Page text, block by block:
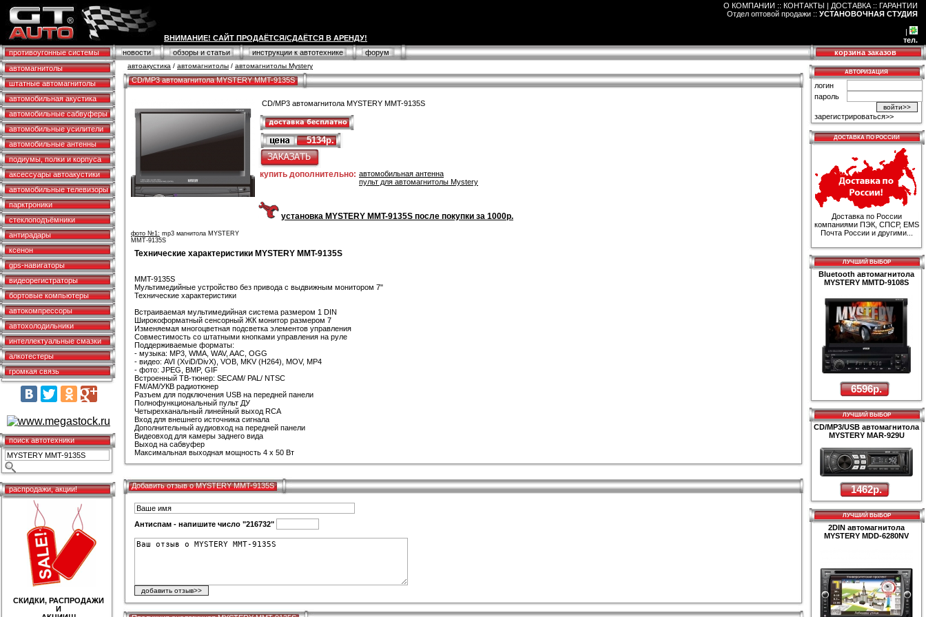
ВНИМАНИЕ! САЙТ ПРОДАЁТСЯ/СДАЁТСЯ В АРЕНДУ!
О КОМПАНИИ :: КОНТАКТЫ | ДОСТАВКА :: ГАРАНТИИ
Отдел оптовой продажи :: УСТАНОВОЧНАЯ СТУДИЯ
|
тел.
противоугонные системы
новости обзоры и статьи инструкции к автотехнике форум
корзина заказов
автомагнитолы
штатные автомагнитолы
автомобильная акустика
автомобильные сабвуферы
автомобильные усилители
автомобильные антенны
подиумы, полки и корпуса
аксессуары автоакустики
автомобильные телевизоры
парктроники
стеклоподъёмники
антирадары
ксенон
gps-навигаторы
видеорегистраторы
бортовые компьютеры
автокомпрессоры
автохолодильники
интеллектуальные смазки
алкотестеры
громкая связь
поиск автотехники
распродажи, акции!
СКИДКИ, РАСПРОДАЖИ
И
автоакустика / автомагнитолы / автомагнитолы Mystery
CD/MP3 автомагнитола MYSTERY MMT-9135S
фото №1: mp3 магнитола MYSTERY
MMT-9135S
CD/MP3 автомагнитола MYSTERY MMT-9135S
5134р.
купить дополнительно: автомобильная антенна
пульт для автомагнитолы Mystery
установка MYSTERY MMT-9135S после покупки за 1000р.
Технические характеристики MYSTERY MMT-9135S
MMT-9135S
Мультимедийные устройство без привода с выдвижным монитором 7"
Технические характеристики
Встраиваемая мультимедийная система размером 1 DIN
Широкоформатный сенсорный ЖК монитор размером 7
Изменяемая многоцветная подсветка элементов управления
Совместимость со штатными кнопками управления на руле
Поддерживаемые форматы:
- музыка: MP3, WMA, WAV, AAC, OGG
- видео: AVI (XviD/DivX), VOB, MKV (H264), MOV, MP4
- фото: JPEG, BMP, GIF
Встроенный ТВ-тюнер: SECAM/ PAL/ NTSC
FM/AM/УКВ радиотюнер
Разъем для подключения USB на передней панели
Полнофункциональный пульт ДУ
Четырехканальный линейный выход RCA
Вход для внешнего источника сигнала
Дополнительный аудиовход на передней панели
Видеовход для камеры заднего вида
Выход на сабвуфер
Максимальная выходная мощность 4 х 50 Вт
Добавить отзыв о MYSTERY MMT-9135S
Антиспам - напишите число "216732"
АВТОРИЗАЦИЯ
логин
пароль
зарегистрироваться>>
ДОСТАВКА ПО РОССИИ
Доставка по России
компаниями ПЭК, СПСР, EMS
Почта России и другими...
ЛУЧШИЙ ВЫБОР
Bluetooth автомагнитола
MYSTERY MMTD-9108S
6596р.
ЛУЧШИЙ ВЫБОР
CD/MP3/USB автомагнитола
MYSTERY MAR-929U
1462р.
ЛУЧШИЙ ВЫБОР
2DIN автомагнитола
MYSTERY MDD-6280NV